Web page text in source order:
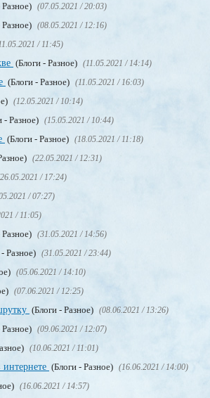
(07.05.2021 / 20:03)
(08.05.2021 / 12:16)
/ 11:45)
(Блоги - Разное) (11.05.2021 / 14:14)
(Блоги - Разное) (11.05.2021 / 16:03)
(12.05.2021 / 10:14)
- Разное) (15.05.2021 / 10:44)
(Блоги - Разное) (18.05.2021 / 11:18)
(22.05.2021 / 12:31)
/ 17:24)
/ 07:27)
/ 11:05)
(31.05.2021 / 14:56)
Разное) (31.05.2021 / 23:44)
(05.06.2021 / 14:10)
(07.06.2021 / 12:25)
(Блоги - Разное) (08.06.2021 / 13:26)
(09.06.2021 / 12:07)
(10.06.2021 / 11:01)
(Блоги - Разное) (16.06.2021 / 14:00)
(16.06.2021 / 14:57)